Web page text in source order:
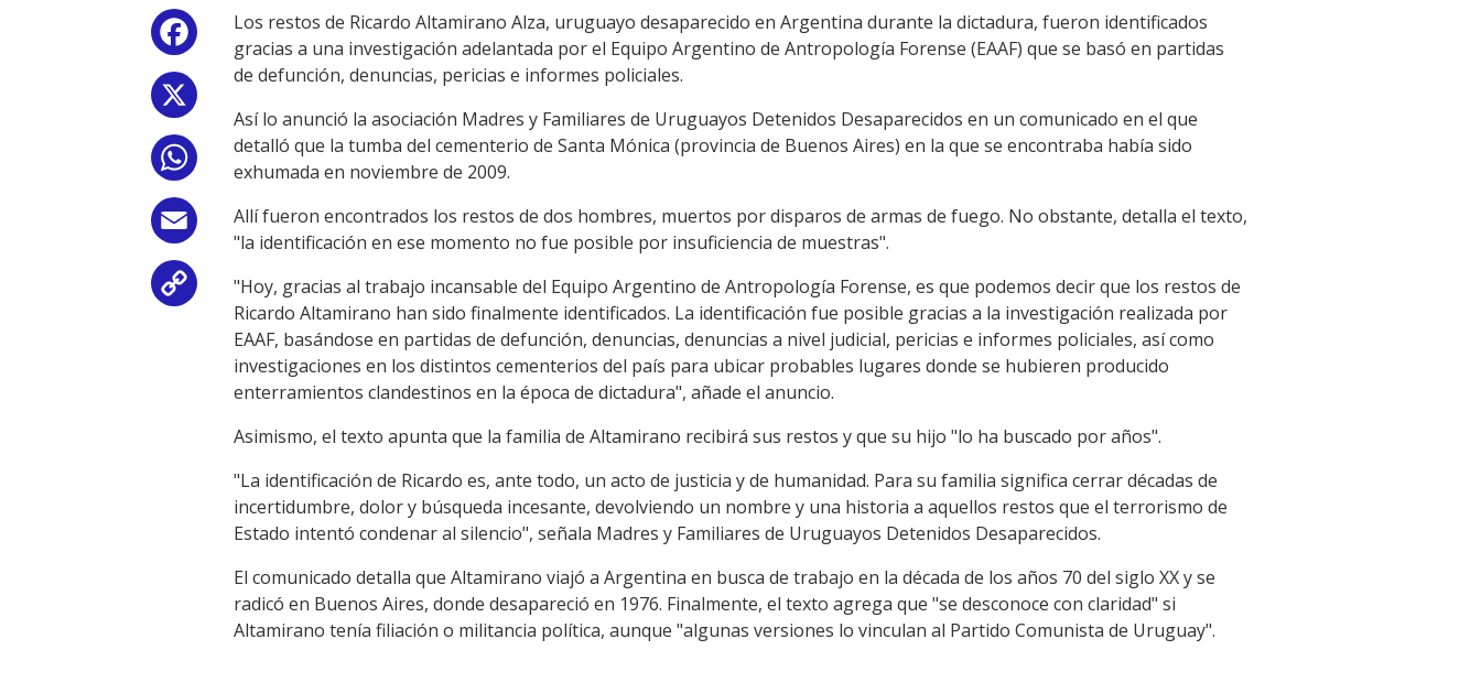
Facebook
WhatsApp
Email
Copy
Link
Los restos de Ricardo Altamirano Alza, uruguayo desaparecido en Argentina durante la dictadura, fueron identificados
gracias a una investigación adelantada por el Equipo Argentino de Antropología Forense (EAAF) que se basó en partidas
de defunción, denuncias, pericias e informes policiales.
Así lo anunció la asociación Madres y Familiares de Uruguayos Detenidos Desaparecidos en un comunicado en el que
detalló que la tumba del cementerio de Santa Mónica (provincia de Buenos Aires) en la que se encontraba había sido
exhumada en noviembre de 2009.
Allí fueron encontrados los restos de dos hombres, muertos por disparos de armas de fuego. No obstante, detalla el texto,
"la identificación en ese momento no fue posible por insuficiencia de muestras".
"Hoy, gracias al trabajo incansable del Equipo Argentino de Antropología Forense, es que podemos decir que los restos de
Ricardo Altamirano han sido finalmente identificados. La identificación fue posible gracias a la investigación realizada por
EAAF, basándose en partidas de defunción, denuncias, denuncias a nivel judicial, pericias e informes policiales, así como
investigaciones en los distintos cementerios del país para ubicar probables lugares donde se hubieren producido
enterramientos clandestinos en la época de dictadura", añade el anuncio.
Asimismo, el texto apunta que la familia de Altamirano recibirá sus restos y que su hijo "lo ha buscado por años".
"La identificación de Ricardo es, ante todo, un acto de justicia y de humanidad. Para su familia significa cerrar décadas de
incertidumbre, dolor y búsqueda incesante, devolviendo un nombre y una historia a aquellos restos que el terrorismo de
Estado intentó condenar al silencio", señala Madres y Familiares de Uruguayos Detenidos Desaparecidos.
El comunicado detalla que Altamirano viajó a Argentina en busca de trabajo en la década de los años 70 del siglo XX y se
radicó en Buenos Aires, donde desapareció en 1976. Finalmente, el texto agrega que "se desconoce con claridad" si
Altamirano tenía filiación o militancia política, aunque "algunas versiones lo vinculan al Partido Comunista de Uruguay".